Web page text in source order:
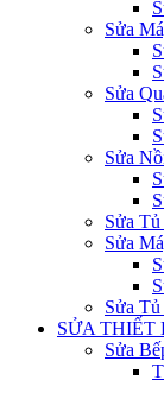
Sửa
Sửa
Sửa
Sửa
Sửa
Sửa
SỬA THIẾT
Sửa